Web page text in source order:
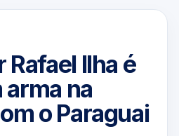
Rafael Ilha é
na
o Paraguai